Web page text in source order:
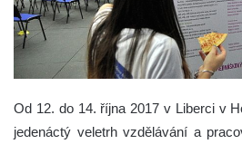
Od 12. do 14. října 2017 v Liberci v
jedenáctý veletrh vzdělávání a